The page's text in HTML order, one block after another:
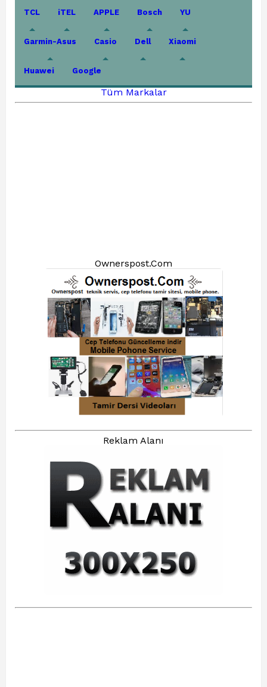
TCL iTEL APPLE Bosch YU
Garmin-Asus Casio Dell Xiaomi
Huawei Google
Tüm Markalar
Ownerspost.Com
Reklam Alanı